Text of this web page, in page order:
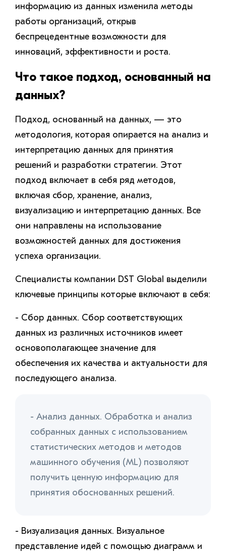
информацию из данных изменила методы
работы организаций, открыв
беспрецедентные возможности для
инноваций, эффективности и роста.
Что такое подход, основанный на
данных?
Подход, основанный на данных, — это
методология, которая опирается на анализ и
интерпретацию данных для принятия
решений и разработки стратегии. Этот
подход включает в себя ряд методов,
включая сбор, хранение, анализ,
визуализацию и интерпретацию данных. Все
они направлены на использование
возможностей данных для достижения
успеха организации.
Специалисты компании DST Global выделили
ключевые принципы которые включают в себя:
- Сбор данных. Сбор соответствующих
данных из различных источников имеет
основополагающее значение для
обеспечения их качества и актуальности для
последующего анализа.
- Анализ данных. Обработка и анализ
собранных данных с использованием
статистических методов и методов
машинного обучения (ML) позволяют
получить ценную информацию для
принятия обоснованных решений.
- Визуализация данных. Визуальное
представление идей с помощью диаграмм и